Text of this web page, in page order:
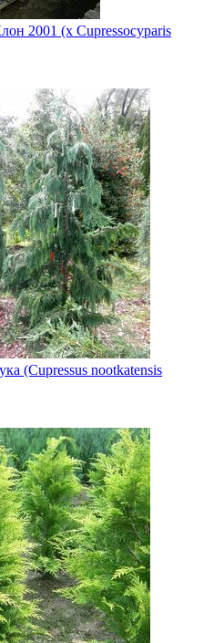
2001 (x Cupressocyparis
(Cupressus nootkatensis